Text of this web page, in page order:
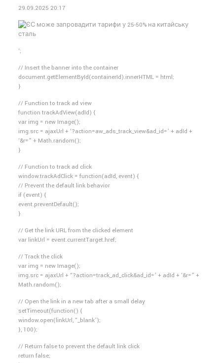
29.09.2025 20:17
‘;
// Insert the banner into the container
document.getElementById(containerId).innerHTML = html;
}
// Function to track ad view
function trackAdView(adId) {
var img = new Image();
img.src = ajaxUrl + ‘?action=aw_ads_track_view&ad_id=’ + adId +
‘&r=” + Math.random();
}
// Function to track ad click
window.trackAdClick = function(adId, event) {
// Prevent the default link behavior
if (event) {
event.preventDefault();
}
// Get the link URL from the clicked element
var linkUrl = event.currentTarget.href;
// Track the click
var img = new Image();
img.src = ajaxUrl + “?action=track_ad_click&ad_id=’ + adId + ‘&r=” +
Math.random();
// Open the link in a new tab after a small delay
setTimeout(function() {
window.open(linkUrl, “_blank’);
}, 100);
// Return false to prevent the default link click
return false;